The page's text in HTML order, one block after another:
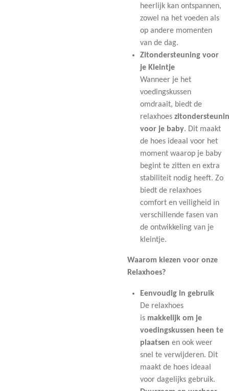
heerlijk kan ontspannen,
zowel na het voeden als
op andere momenten
van de dag.
Zitondersteuning voor
je Kleintje
Wanneer je het
voedingskussen
omdraait, biedt de
relaxhoes
voor je baby. Dit maakt
de hoes ideaal voor het
moment waarop je baby
begint te zitten en extra
stabiliteit nodig heeft. Zo
biedt de relaxhoes
comfort en veiligheid in
verschillende fasen van
de ontwikkeling van je
kleintje.
Waarom kiezen voor onze
Relaxhoes?
Eenvoudig in gebruik
De relaxhoes
is makkelijk om je
voedingskussen heen te
plaatsen en ook weer
snel te verwijderen. Dit
maakt de hoes ideaal
voor dagelijks gebruik.